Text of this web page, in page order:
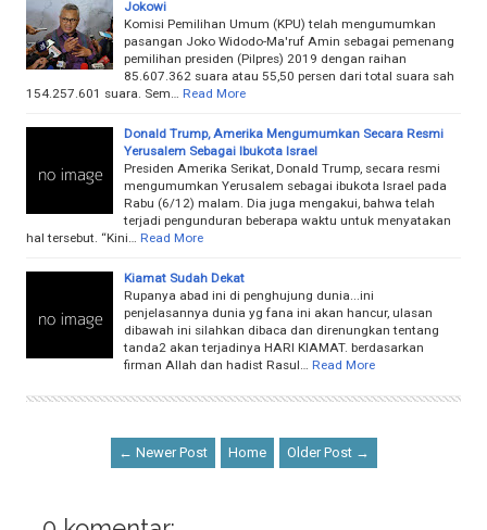
Jokowi
Komisi Pemilihan Umum (KPU) telah mengumumkan
pasangan Joko Widodo-Ma'ruf Amin sebagai pemenang
pemilihan presiden (Pilpres) 2019 dengan raihan
85.607.362 suara atau 55,50 persen dari total suara sah
154.257.601 suara. Sem…
Read More
Donald Trump, Amerika Mengumumkan Secara Resmi
Yerusalem Sebagai Ibukota Israel
Presiden Amerika Serikat, Donald Trump, secara resmi
mengumumkan Yerusalem sebagai ibukota Israel pada
Rabu (6/12) malam. Dia juga mengakui, bahwa telah
terjadi pengunduran beberapa waktu untuk menyatakan
hal tersebut. “Kini…
Read More
Kiamat Sudah Dekat
Rupanya abad ini di penghujung dunia...ini
penjelasannya dunia yg fana ini akan hancur, ulasan
dibawah ini silahkan dibaca dan direnungkan tentang
tanda2 akan terjadinya HARI KIAMAT. berdasarkan
firman Allah dan hadist Rasul…
Read More
← Newer Post Home Older Post →